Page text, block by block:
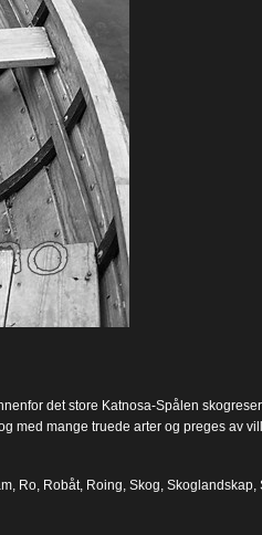
det store Katnosa-Spålen
med mange truede arter og preges av
, Ro, Robåt, Roing Skog Skoglandskap,